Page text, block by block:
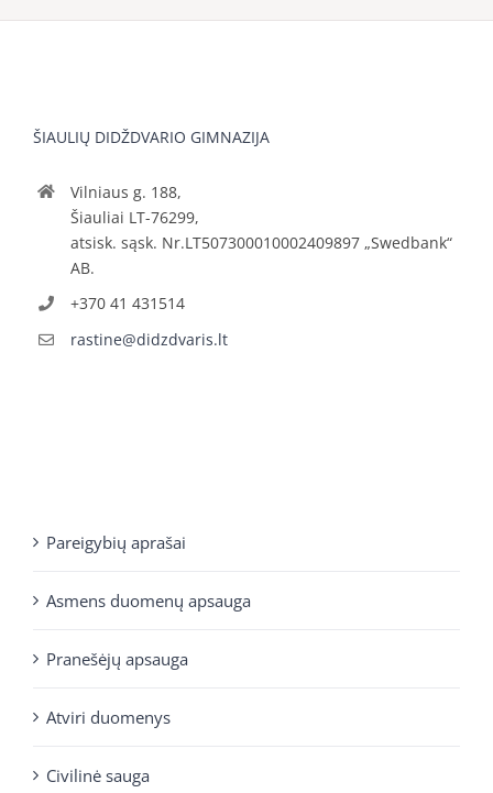
ŠIAULIŲ DIDŽDVARIO GIMNAZIJA
Vilniaus g. 188,
Šiauliai LT-76299,
atsisk. sąsk. Nr.LT507300010002409897 „Swedbank“
AB.
+370 41 431514
rastine@didzdvaris.lt
Pareigybių aprašai
Asmens duomenų apsauga
Pranešėjų apsauga
Atviri duomenys
Civilinė sauga